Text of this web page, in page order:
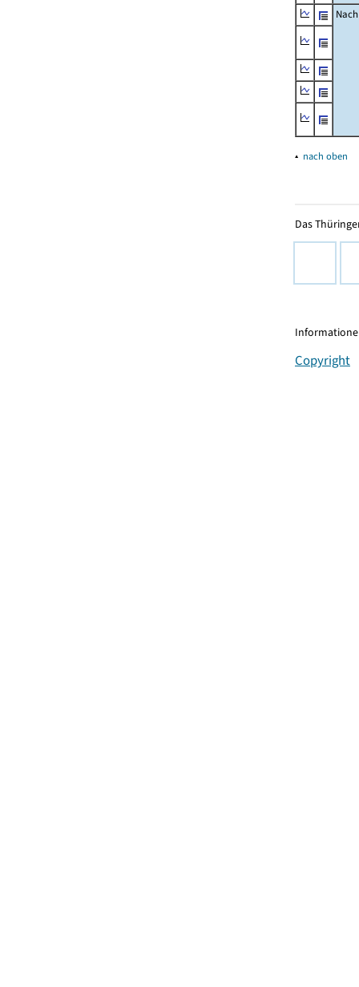
▴ nach oben
Das
Copyright